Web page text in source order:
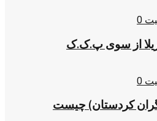
0
از سوی پ.ک.ک
0
کردستان) چیست